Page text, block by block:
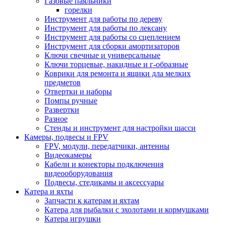
горелки
Инструмент для работы по дереву
Инструмент для работы по лексану
Инструмент для работы со сцеплением
Инструмент для сборки амортизаторов
Ключи свечные и универсальные
Ключи торцевые, накидные и г-образные
Коврики для ремонта и ящики дла мелких
предметов
Отвертки и наборы
Помпы ручные
Развертки
Разное
Стенды и инструмент для настройки шасси
Камеры, подвесы и FPV
FPV, модули, передатчики, антенны
Видеокамеры
Кабели и конекторы подключения
видеооборудования
Подвесы, стедикамы и аксессуары
Катера и яхты
Запчасти к катерам и яхтам
Катера для рыбалки с эхолотами и кормушками
Катера игрушки